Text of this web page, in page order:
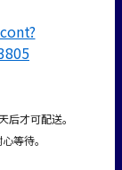
才可配送。
等待。